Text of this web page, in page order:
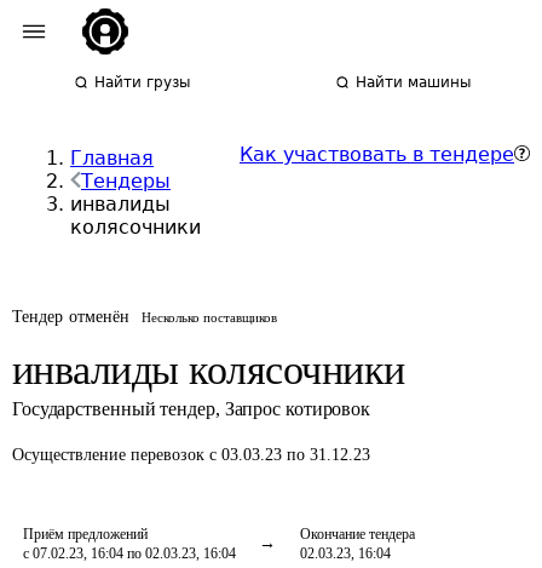
Найти грузы Найти машины
Главная
Тендеры
инвалиды
колясочники
Как участвовать в тендере
Тендер отменён Несколько поставщиков
инвалиды колясочники
Государственный тендер, Запрос котировок
Осуществление перевозок с 03.03.23 по 31.12.23
Приём предложений
с 07.02.23, 16:04 по 02.03.23, 16:04
Окончание тендера
02.03.23, 16:04